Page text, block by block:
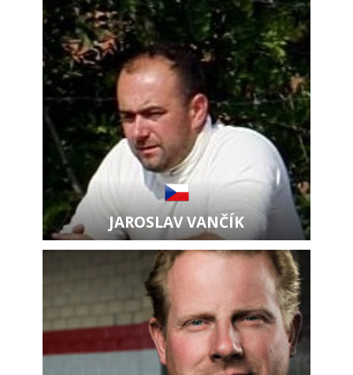
JAROSLAV VANČÍK
Zobrazit kartu jezdce